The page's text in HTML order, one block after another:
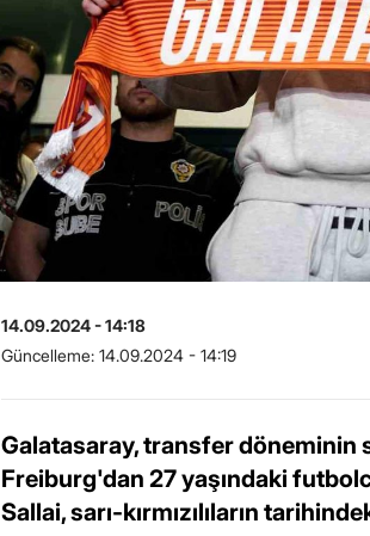
14.09.2024 - 14:18
Güncelleme: 14.09.2024 - 14:19
Galatasaray, transfer döneminin
Freiburg'dan 27 yaşındaki
Sallai, sarı-kırmızılıların